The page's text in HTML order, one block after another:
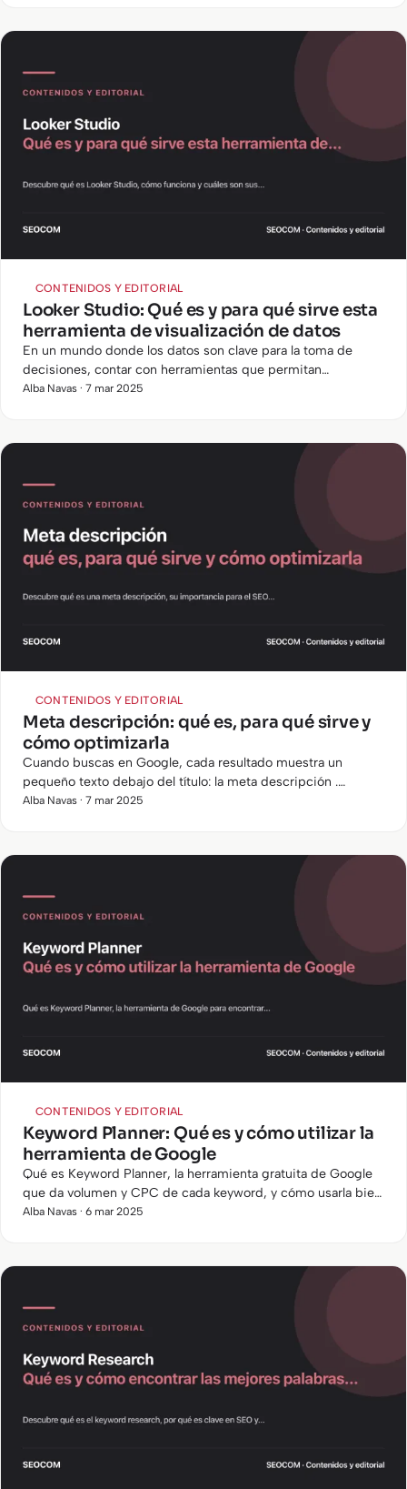
CONTENIDOS Y EDITORIAL
Looker Studio: Qué es y para qué sirve esta
herramienta de visualización de datos
En un mundo donde los datos son clave para la toma de
decisiones, contar con herramientas que permitan
analizarlos y visualizarlos de manera eficiente es esencial.
Alba Navas · 7 mar 2025
CONTENIDOS Y EDITORIAL
Meta descripción: qué es, para qué sirve y
cómo optimizarla
Cuando buscas en Google, cada resultado muestra un
pequeño texto debajo del título: la meta descripción .
Aunque no influye directamente en el posicionamiento SEO,
Alba Navas · 7 mar 2025
CONTENIDOS Y EDITORIAL
Keyword Planner: Qué es y cómo utilizar la
herramienta de Google
Qué es Keyword Planner, la herramienta gratuita de Google
que da volumen y CPC de cada keyword, y cómo usarla bien
en SEO y campañas Google Ads.
Alba Navas · 6 mar 2025